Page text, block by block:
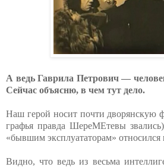
А ведь Гаврила Петрович —
Сейчас объясню, в чем тут дело.
Наш герой носит почти дворянскую
графья правда ШереМЕтевы
«бывшим эксплуататорам» относился
Видно, что ведь из весьма